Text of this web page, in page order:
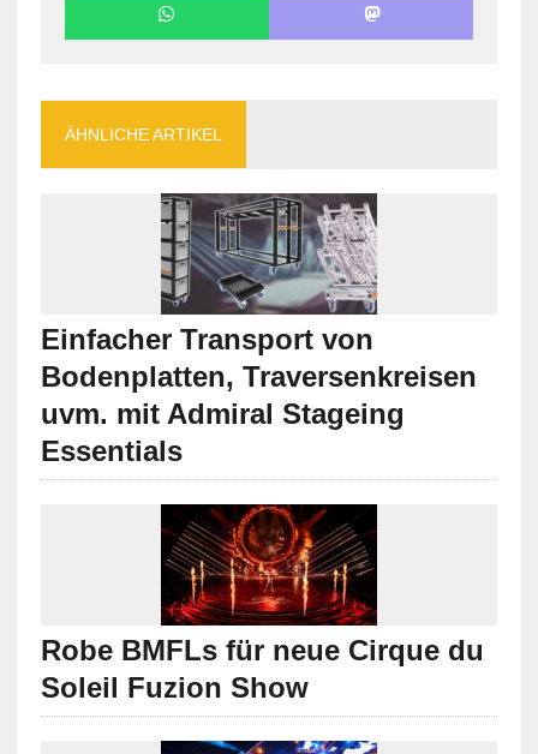
ÄHNLICHE ARTIKEL
Einfacher Transport von
Bodenplatten, Traversenkreisen
uvm. mit Admiral Stageing
Essentials
Robe BMFLs für neue Cirque du
Soleil Fuzion Show